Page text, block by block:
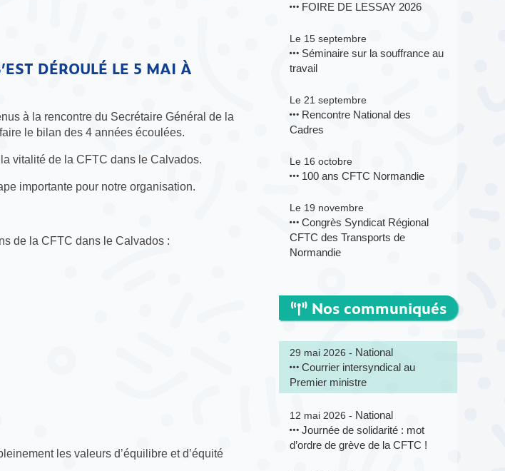
DÉROULÉ LE 5 MAI À
à la rencontre du Secrétaire Général de la
le bilan des 4 années écoulées.
vitalité de la CFTC dans le Calvados.
importante pour notre organisation.
de la CFTC dans le Calvados :
les valeurs d’équilibre et d’équité
FOIRE DE LESSAY 2026
Le 15 septembre
Séminaire sur la souffrance au
travail
Le 21 septembre
Rencontre National des
Cadres
Le 16 octobre
100 ans CFTC Normandie
Le 19 novembre
Congrès Syndicat Régional
CFTC des Transports de
Normandie
Nos communiqués
29 mai 2026 - National
Courrier intersyndical au
Premier ministre
12 mai 2026 - National
Journée de solidarité : mot
d’ordre de grève de la CFTC !